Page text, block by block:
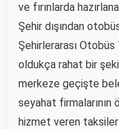
ve fırınlarda
Şehir dışından
Şehirlerarası
oldukça rahat bir
merkeze geçişte
seyahat
hizmet veren taksiler